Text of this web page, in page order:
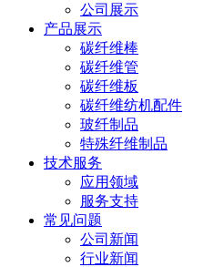
公司展示
产品展示
碳纤维棒
碳纤维管
碳纤维板
碳纤维纺机配件
玻纤制品
特殊纤维制品
技术服务
应用领域
服务支持
常见问题
公司新闻
行业新闻